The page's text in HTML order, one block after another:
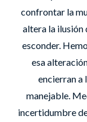
confrontar la
altera la ilusión
esconder.
esa
encierran a
manejable.
incertidumbre